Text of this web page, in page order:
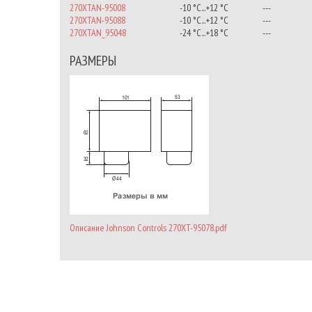
270XTAN-95008
-10 °С...+12 °С ---
270XTAN-95088
-10 °С...+12 °С ---
270XTAN_95048
-24 °С...+18 °С ---
РАЗМЕРЫ
Описание Johnson Controls 270XT-95078.pdf